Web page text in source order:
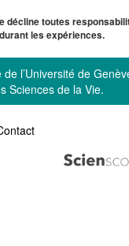
décline toutes
les expériences.
de l’Université de
Sciences de la Vie.